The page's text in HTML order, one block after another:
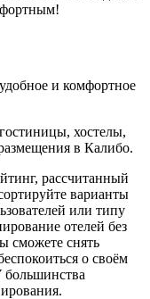
и комфортное
хостелы,
в Калибо.
рассчитанный
варианты
или типу
отелей без
сможете снять
о своём